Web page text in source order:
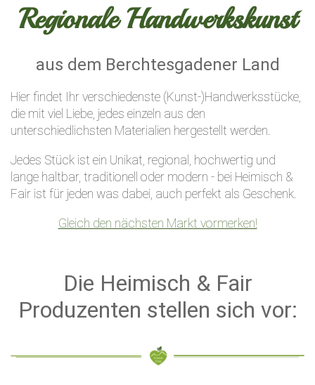
Regionale Handwerkskunst
aus dem Berchtesgadener Land
Hier findet Ihr verschiedenste (Kunst-)Handwerksstücke,
die mit viel Liebe, jedes einzeln aus den
unterschiedlichsten Materialien hergestellt werden.
Jedes Stück ist ein Unikat, regional, hochwertig und
lange haltbar, traditionell oder modern - bei Heimisch &
Fair ist für jeden was dabei, auch perfekt als Geschenk.
Gleich den nächsten Markt vormerken!
Die Heimisch & Fair
Produzenten stellen sich vor: